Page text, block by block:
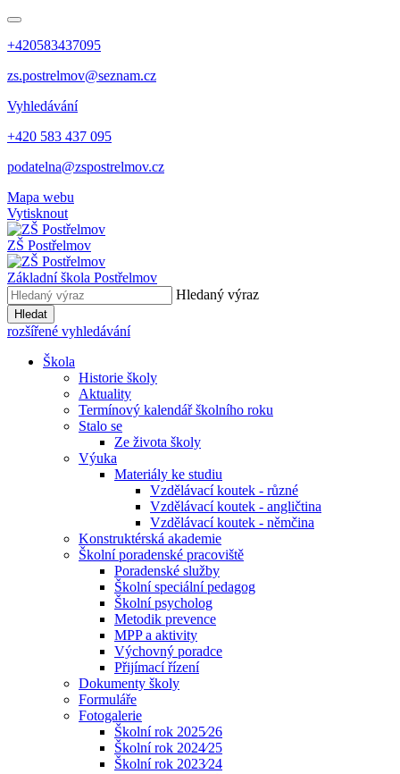
+420583437095
zs.postrelmov@seznam.cz
Vyhledávání
+420 583 437 095
podatelna@zspostrelmov.cz
Mapa webu
Vytisknout
ZŠ Postřelmov
Základní škola Postřelmov
Hledaný výraz
Hledat
rozšířené vyhledávání
Škola
Historie školy
Aktuality
Termínový kalendář školního roku
Stalo se
Ze života školy
Výuka
Materiály ke studiu
Vzdělávací koutek - různé
Vzdělávací koutek - angličtina
Vzdělávací koutek - němčina
Konstruktérská akademie
Školní poradenské pracoviště
Poradenské služby
Školní speciální pedagog
Školní psycholog
Metodik prevence
MPP a aktivity
Výchovný poradce
Přijímací řízení
Dokumenty školy
Formuláře
Fotogalerie
Školní rok 2025⁄26
Školní rok 2024⁄25
Školní rok 2023⁄24